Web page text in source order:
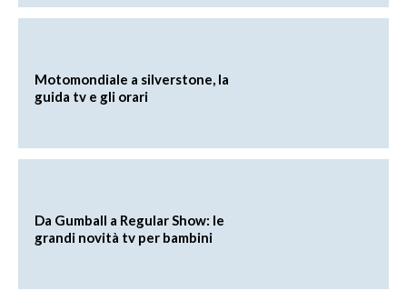
Motomondiale a silverstone, la
guida tv e gli orari
Da Gumball a Regular Show: le
grandi novità tv per bambini